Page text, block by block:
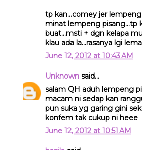
tp kan...comey jer
minat lempeng pisang...tp
buat...msti + dgn kelapa
klau ada la...rasanya lgi
June 12, 2012 at 10:43 AM
Unknownsaid...
salam QH aduh lempeng
macam ni sedap kan
pun suka yg garing gini
konfem tak cukup ni heee
June 12, 2012 at 10:51 AM